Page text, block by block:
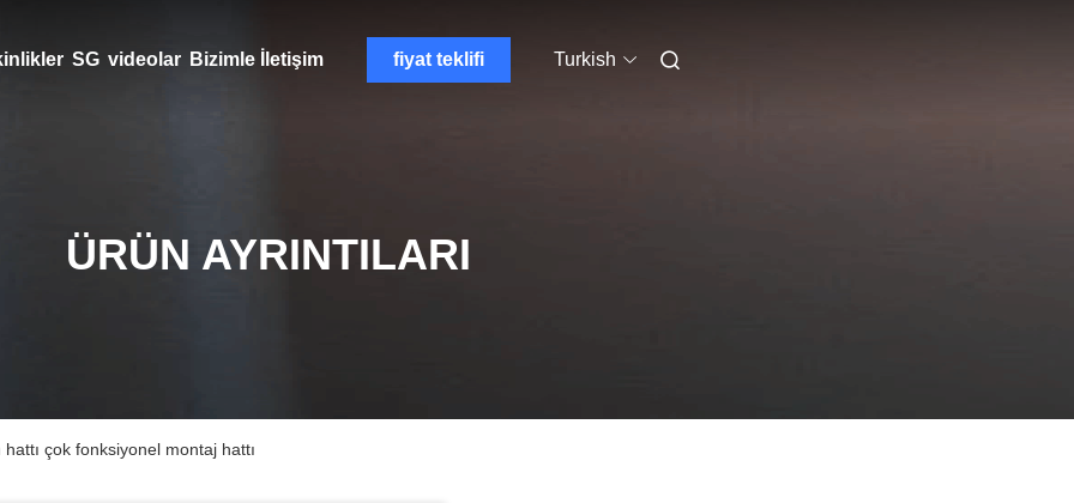
SG videolar Bizimle İletişim fiyat teklifi Turkish
ÜRÜN AYRINTILARI
çok fonksiyonel montaj hattı